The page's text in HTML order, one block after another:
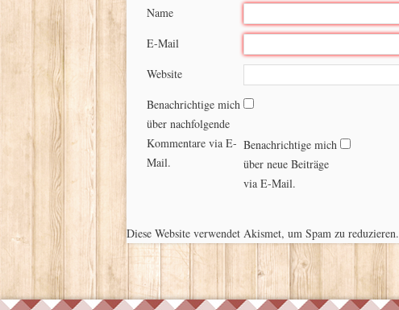
Name
E-Mail
Website
Benachrichtige mich
über nachfolgende
Kommentare via E-
Mail.
Benachrichtige mich
über neue Beiträge
via E-Mail.
Diese Website verwendet Akismet, um Spam zu reduzieren.